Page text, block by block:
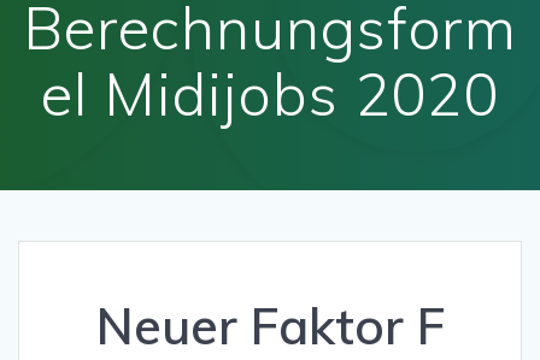
Berechnungsform
el Midijobs 2020
Neuer Faktor F